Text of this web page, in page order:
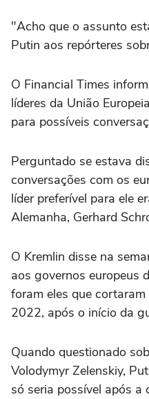
"Acho que o assunto
Putin aos repórteres
O Financial Times
‌líderes da União
para possíveis
Perguntado se estava
conversações ⁠com os
líder preferível para ele
Alemanha, Gerhard
O Kremlin disse na
aos governos europeus
foram eles que
2022, após o início da
Quando questionado
Volodymyr Zelenskiy,
só seria possível após a